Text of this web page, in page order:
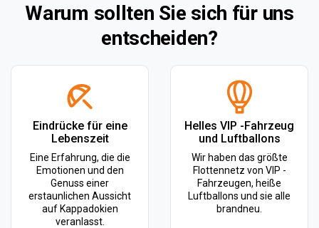
Warum sollten Sie sich für uns
entscheiden?
Eindrücke für eine
Lebenszeit
Eine Erfahrung, die die
Emotionen und den
Genuss einer
erstaunlichen Aussicht
auf Kappadokien
veranlasst.
Helles VIP -Fahrzeug
und Luftballons
Wir haben das größte
Flottennetz von VIP -
Fahrzeugen, heiße
Luftballons und sie alle
brandneu.